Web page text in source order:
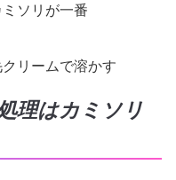
ソリが一番
リームで溶かす
理はカミソリ